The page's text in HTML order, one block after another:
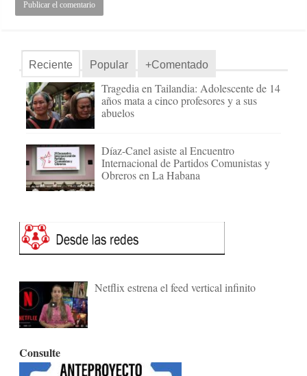
Reciente Popular +Comentado
Tragedia en Tailandia: Adolescente de 14
años mata a cinco profesores y a sus
abuelos
Díaz-Canel asiste al Encuentro
Internacional de Partidos Comunistas y
Obreros en La Habana
Netflix estrena el feed vertical infinito
Consulte